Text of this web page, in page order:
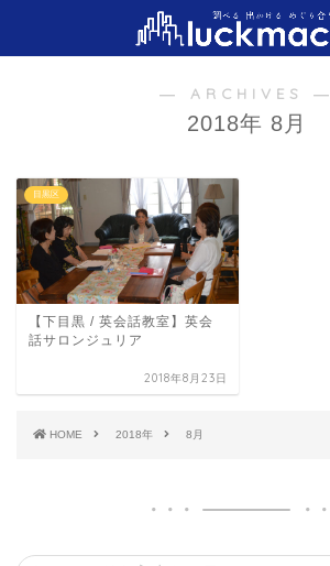
― ARCHIVES ―
2018年 8月
目黒区
【下目黒 / 英会話教室】英会
話サロンジュリア
2018年8月23日
HOME 2018年 8月